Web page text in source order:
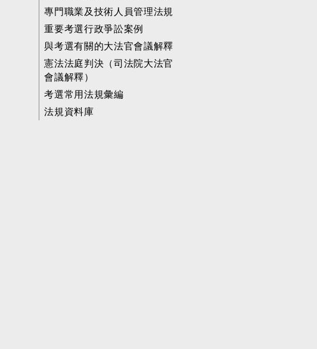
專門職業及技術人員管理法規
重要考選行政爭訟案例
與考選有關的大法官會議解釋
憲法法庭判決（司法院大法官
會議解釋）
考選常用法規彙編
法規資料庫